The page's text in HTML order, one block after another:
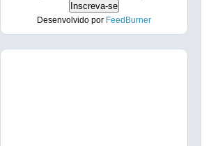
Desenvolvido por FeedBurner